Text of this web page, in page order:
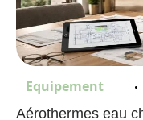
Equipement
Aérothermes eau